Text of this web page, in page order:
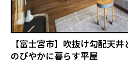
【富士宮市】吹抜け勾配天
のびやかに暮らす平屋